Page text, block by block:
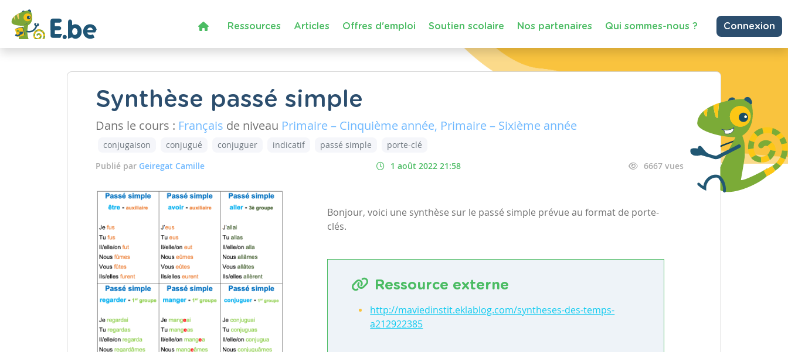
Ressources Articles Offres d'emploi Soutien scolaire Nos partenaires Qui sommes-nous ? Connexion
Synthèse passé simple
Dans le cours : Français de niveau Primaire – Cinquième année, Primaire – Sixième année
conjugaison conjugué conjuguer indicatif passé simple
porte-clé
Publié par Geiregat Camille 1 août 2022 21:58 6667 vues
Bonjour, voici une synthèse sur le passé simple prévue au format de porte-
clés.
Ressource externe
http://maviedinstit.eklablog.com/syntheses-des-temps-
a212922385